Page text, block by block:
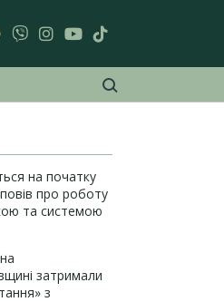
на початку
про роботу
та системою
затримали
з